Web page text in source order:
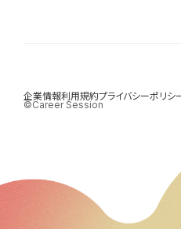
©Career Session
企業情報利用規約プライバシーポリシ